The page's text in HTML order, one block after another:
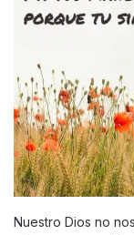
Nuestro Dios no